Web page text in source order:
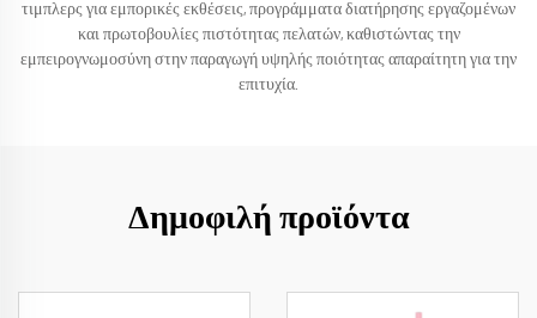
τιμπλερς για εμπορικές εκθέσεις, προγράμματα διατήρησης εργαζομένων
και πρωτοβουλίες πιστότητας πελατών, καθιστώντας την
εμπειρογνωμοσύνη στην παραγωγή υψηλής ποιότητας απαραίτητη για την
επιτυχία.
Δημοφιλή προϊόντα